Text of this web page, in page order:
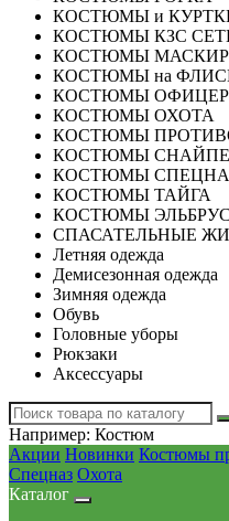
КОСТЮМЫ и
КОСТЮМЫ КЗС
КОСТЮМЫ
КОСТЮМЫ на
КОСТЮМЫ ОФИЦЕР
КОСТЮМЫ ОХОТА
КОСТЮМЫ
КОСТЮМЫ
КОСТЮМЫ
КОСТЮМЫ ТАЙГА
КОСТЮМЫ ЭЛЬБРУС
СПАСАТЕЛЬНЫЕ
Летняя одежда
Демисезонная одежда
Зимняя одежда
Обувь
Головные уборы
Рюкзаки
Аксессуары
Например: Костюм
Акции Новинки Костюмы
Спецназ Охота
Каталог